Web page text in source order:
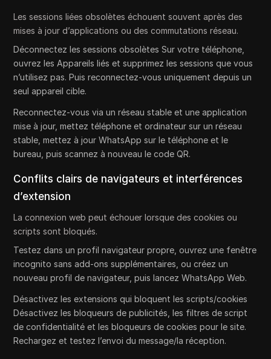
Les sessions liées obsolètes échouent souvent après des
mises à jour d’applications ou des commutations réseau.
Déconnectez les sessions obsolètes Sur votre téléphone,
ouvrez les Appareils liés et supprimez les sessions que vous
n’utilisez pas. Puis reconnectez-vous uniquement depuis un
seul appareil cible.
Reconnectez-vous via un réseau stable et une application
mise à jour, mettez téléphone et ordinateur sur un réseau
stable, mettez à jour WhatsApp sur le téléphone et le
bureau, puis scannez à nouveau le code QR.
Conflits clairs de navigateurs et interférences
d’extension
La connexion web peut échouer lorsque des cookies ou
scripts sont bloqués.
Testez dans un profil navigateur propre, ouvrez une fenêtre
incognito sans add-ons supplémentaires, ou créez un
nouveau profil de navigateur, puis lancez WhatsApp Web.
Désactivez les extensions qui bloquent les scripts/cookies
Désactivez les bloqueurs de publicités, les filtres de script
de confidentialité et les bloqueurs de cookies pour le site.
Rechargez et testez l’envoi du message/la réception.